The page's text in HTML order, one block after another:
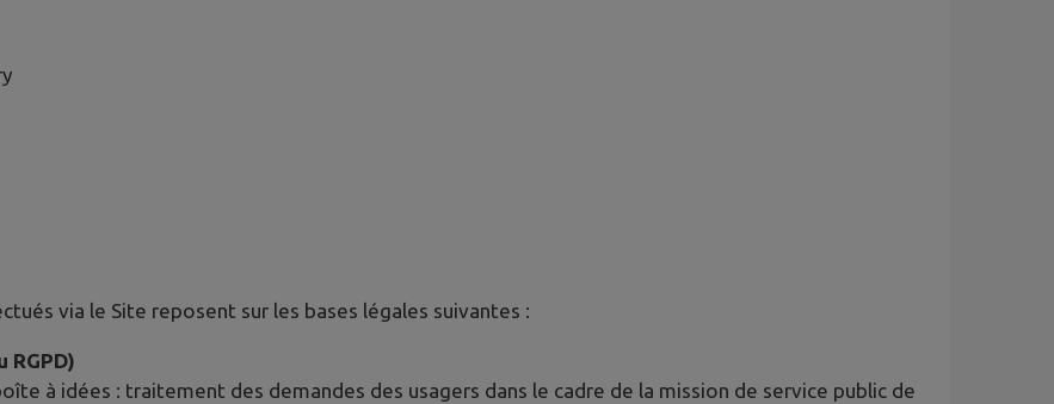
via le Site reposent sur les bases légales suivantes :
à idées : traitement des demandes des usagers dans le cadre de la mission de service public de